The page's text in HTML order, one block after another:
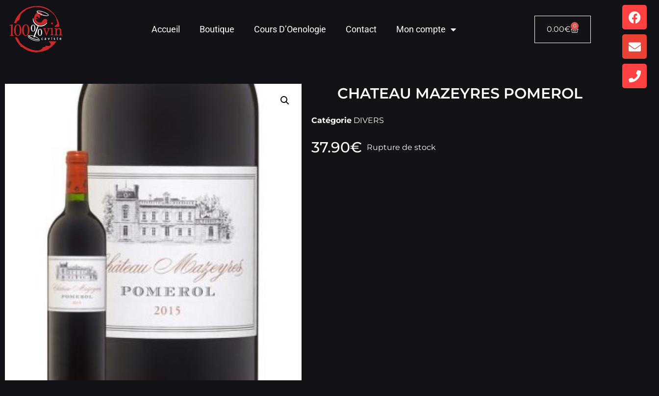
Accueil Boutique Cours D’Oenologie Contact Mon compte 0.00€ 0
CHATEAU MAZEYRES POMEROL
Catégorie DIVERS
37.90€ Rupture de stock